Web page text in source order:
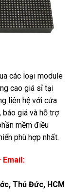
các loại module
cao giá sỉ tại
liên hệ với cửa
giá và hỗ trợ
mềm điều
phù hợp nhất.
Email:
Thủ Đức, HCM